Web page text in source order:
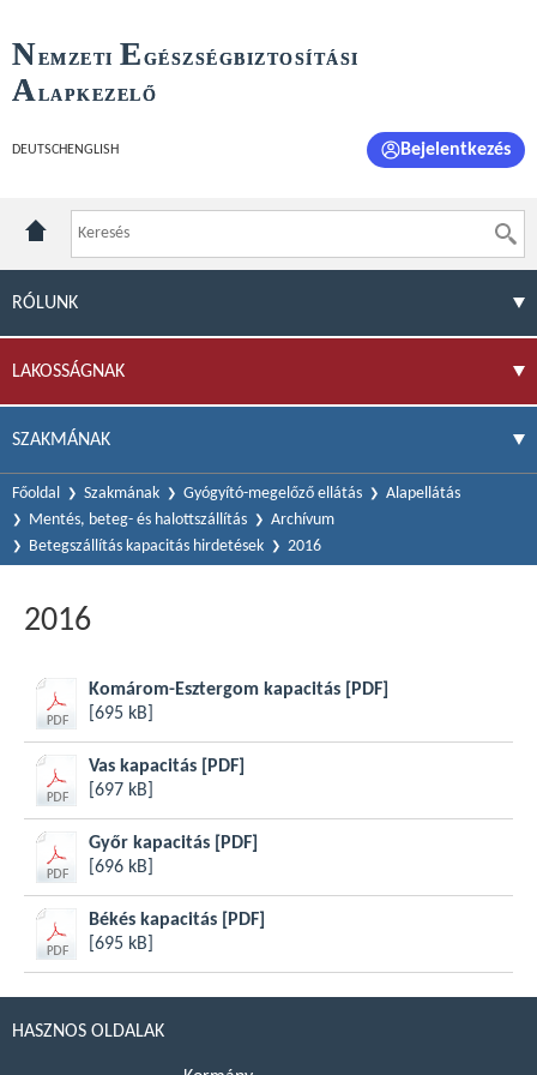
NEMZETI E GÉSZSÉGBIZTOSÍTÁSI
ALAPKEZELŐ
DEUTSCH ENGLISH Bejelentkezés
RÓLUNK
LAKOSSÁGNAK
SZAKMÁNAK
Főoldal Szakmának Gyógyító-megelőző ellátás
Alapellátás
Mentés, beteg- és halottszállítás
Archívum
Betegszállítás kapacitás hirdetések
2016
2016
Komárom-Esztergom kapacitás
[PDF]
[695 kB]
Vas kapacitás
[PDF]
[697 kB]
Győr kapacitás
[PDF]
[696 kB]
Békés kapacitás
[PDF]
[695 kB]
HASZNOS OLDALAK